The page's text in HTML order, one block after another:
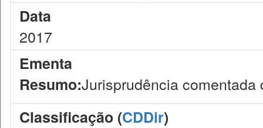
Data
2017
Ementa
Resumo:Jurisprudência comentada
Classificação (CDDir)